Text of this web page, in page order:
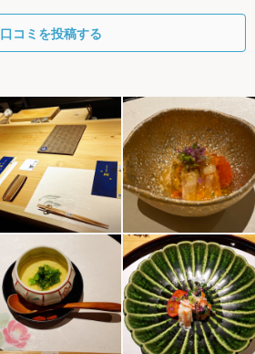
口コミを投稿する